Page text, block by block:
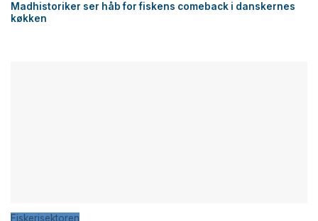
Madhistoriker ser håb for fiskens comeback i danskernes
køkken
Fiskerisektoren